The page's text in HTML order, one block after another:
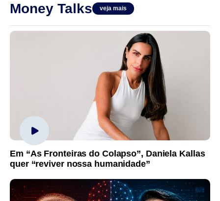
Money Talks veja mais
Em “As Fronteiras do Colapso”, Daniela Kallas
quer “reviver nossa humanidade”